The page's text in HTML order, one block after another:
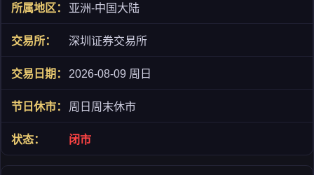
亚洲-中国大陆
深圳证券交易所
2026-08-09 周日
周日周末休市
闭市